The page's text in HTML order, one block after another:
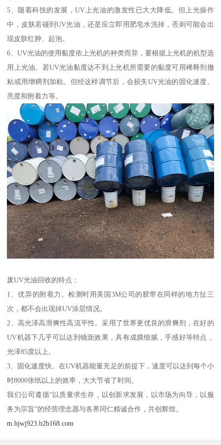
5、随着科技的发展，UV上光油的激发性已大大降低。但上光操作
中，皮肤若碰到UV光油，还是应立即用肥皂水洗掉，否则可能会出
现皮肤红肿、起泡。
6、UV光油的使用黏度依上光机的种类而异，要根据上光机的机型选
用上光油。若UV光油黏度达不到上光机所需要的黏度可用稀释剂撤
粘或用增稠剂加粘。但经这样调节后，会损失UV光油的固化速度、
亮度和附着力等。
废UV光油回收的特点：
1、优异的附着力。检测时用美国3M公司的胶带在同样的地方扯三
次，都不会出现掉UV涂层情况。
2、高光泽高滑爽性高流平性。采用了世界更优良的滑爽剂，在好的
UV机器下几乎可以达到镜面效果，具有成膜细腻，手感好等特点，
光泽85度以上。
3、固化速度快。在UV机器能量充足的前提下，速度可以达到每个小
时8000张纸以上的效率，大大节省了时间。
我们公司遵循“以质量求生存，以创新求发展，以市场为向导，以服
务为宗旨”的经营理念愿与各界同仁精诚合作，共创辉煌。
m.bjwj923.b2b168.com